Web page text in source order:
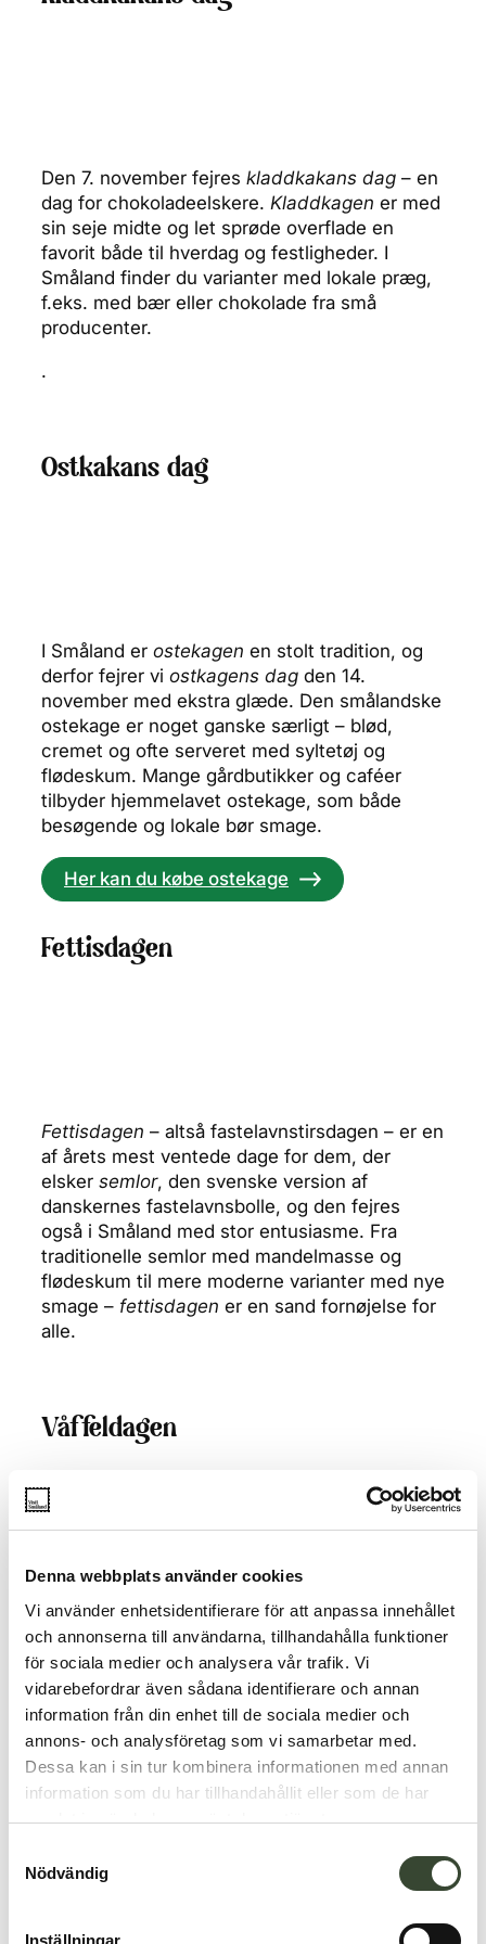
Denna webbplats använder cookies
Vi använder enhetsidentifierare för att anpassa innehållet
och annonserna till användarna, tillhandahålla funktioner
för sociala medier och analysera vår trafik. Vi
vidarebefordrar även sådana identifierare och annan
information från din enhet till de sociala medier och
annons- och analysföretag som vi samarbetar med.
Dessa kan i sin tur kombinera informationen med annan
information som du har tillhandahållit eller som de har
samlat in när du har använt deras tjänster.
Nödvändig
Inställningar
Den 7. november fejres kladdkakans dag – en
dag for chokoladeelskere. Kladdkagen er med
sin seje midte og let sprøde overflade en
favorit både til hverdag og festligheder. I
Småland finder du varianter med lokale præg,
f.eks. med bær eller chokolade fra små
producenter.
.
Ostkakans dag
I Småland er ostekagen en stolt tradition, og
derfor fejrer vi ostkagens dag den 14.
november med ekstra glæde. Den smålandske
ostekage er noget ganske særligt – blød,
cremet og ofte serveret med syltetøj og
flødeskum. Mange gårdbutikker og caféer
tilbyder hjemmelavet ostekage, som både
besøgende og lokale bør smage.
Her kan du købe ostekage
Fettisdagen
Fettisdagen – altså fastelavnstirsdagen – er en
af årets mest ventede dage for dem, der
elsker semlor, den svenske version af
danskernes fastelavnsbolle, og den fejres
også i Småland med stor entusiasme. Fra
traditionelle semlor med mandelmasse og
flødeskum til mere moderne varianter med nye
smage – fettisdagen er en sand fornøjelse for
alle.
Våffeldagen
Den 25. marts fejresvåffeldagen, en dag der
vækker barndomsminder hos mange. I
Småland kan du her nyde friskbagte vafler på
mange charmerende caféer, serveret med
klassiske tilbehør som bær, syltetøj, is og
flødeskum. For dem der søger noget
anderledes, findes også salte varianter. Hos
Axelssons i Aby, kan man i gårdbutikkens